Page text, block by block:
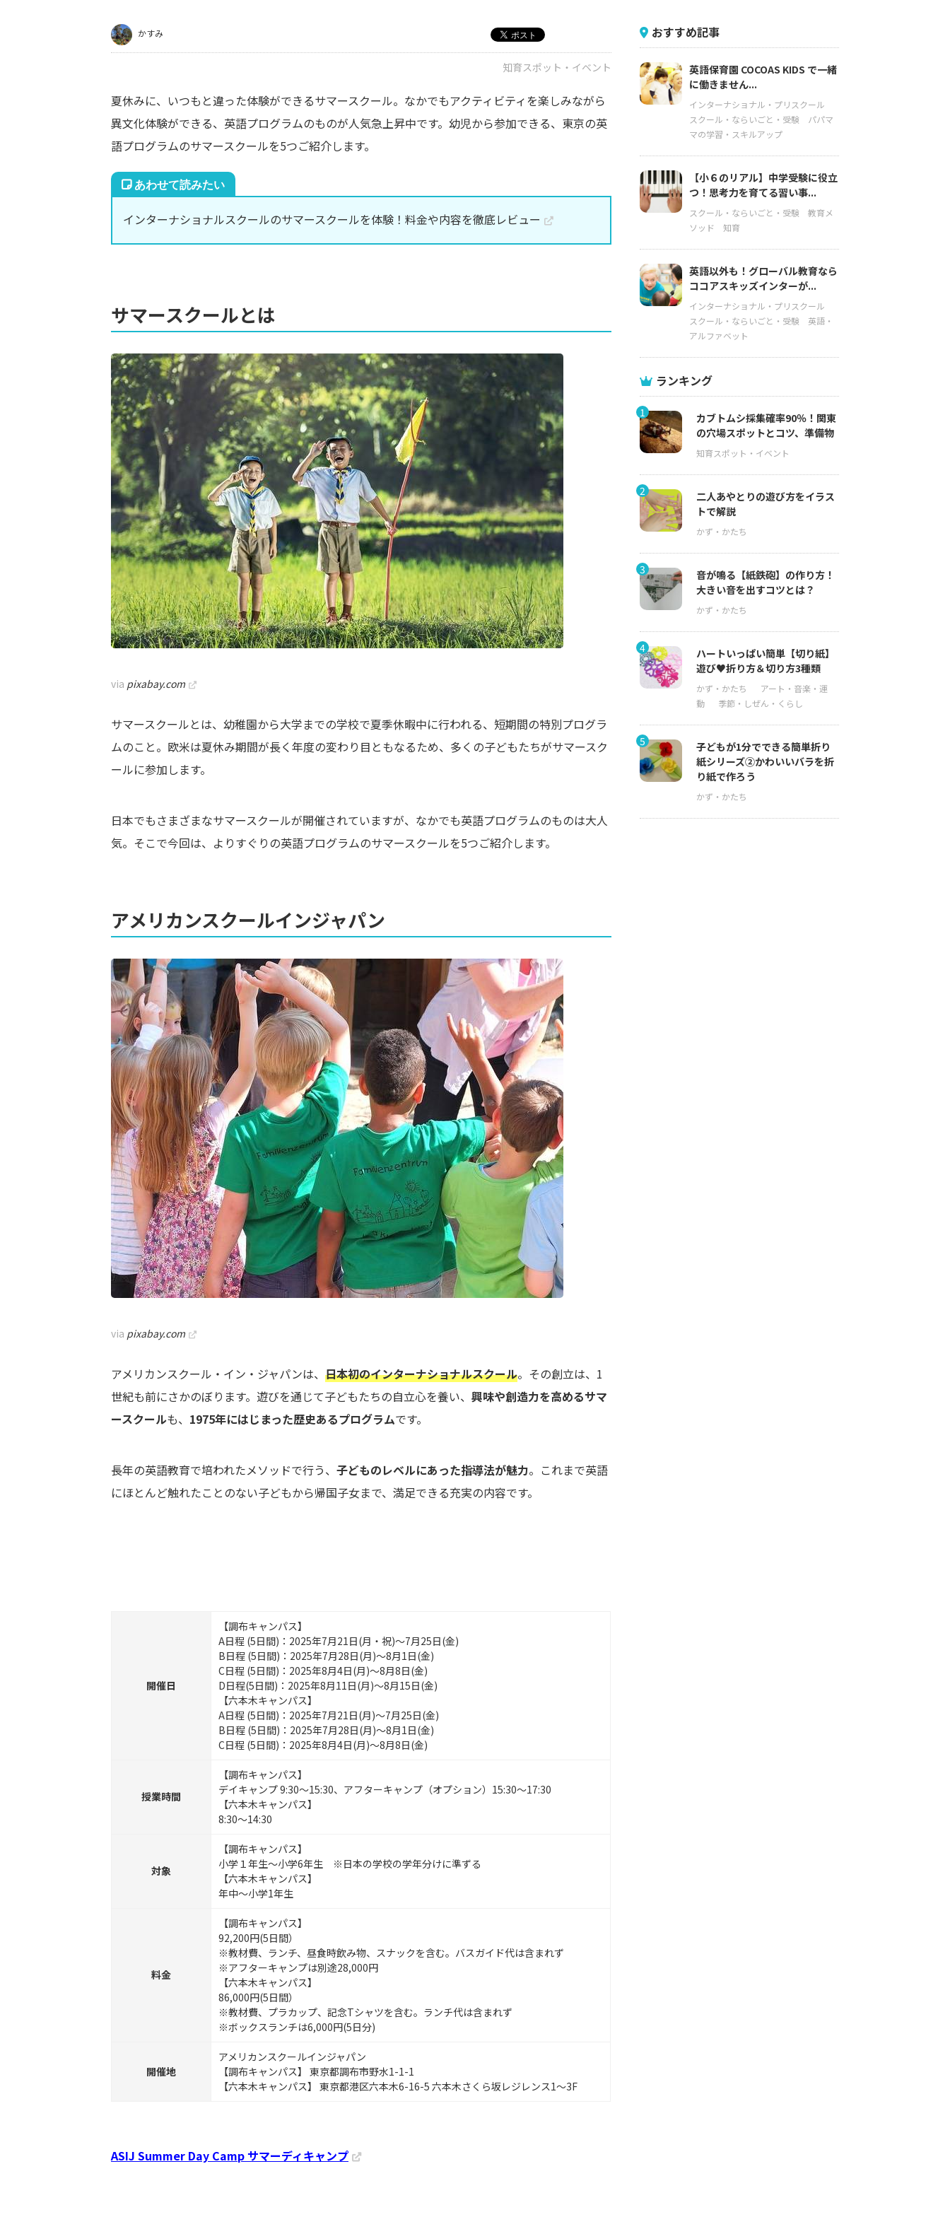
かすみ
知育スポット・イベント
夏休みに、いつもと違った体験ができるサマースクール。なかでもアクティビティを楽しみながら
異文化体験ができる、英語プログラムのものが人気急上昇中です。幼児から参加できる、東京の英
語プログラムのサマースクールを5つご紹介します。
インターナショナルスクールのサマースクールを体験！料金や内容を徹底レビュー
サマースクールとは
via pixabay.com
サマースクールとは、幼稚園から大学までの学校で夏季休暇中に行われる、短期間の特別プログラ
ムのこと。欧米は夏休み期間が長く年度の変わり目ともなるため、多くの子どもたちがサマースク
ールに参加します。
日本でもさまざまなサマースクールが開催されていますが、なかでも英語プログラムのものは大人
気。そこで今回は、よりすぐりの英語プログラムのサマースクールを5つご紹介します。
アメリカンスクールインジャパン
via pixabay.com
アメリカンスクール・イン・ジャパンは、 日本初のインターナショナルスクール。その創立は、1
世紀も前にさかのぼります。遊びを通じて子どもたちの自立心を養い、 興味や創造力を高めるサマ
ースクールも、 1975年にはじまった歴史あるプログラムです。
長年の英語教育で培われたメソッドで行う、 子どものレベルにあった指導法が魅力。これまで英語
にほとんど触れたことのない子どもから帰国子女まで、満足できる充実の内容です。
開催日
【調布キャンパス】
A日程 (5日間)：2025年7月21日(月・祝)～7月25日(金)
B日程 (5日間)：2025年7月28日(月)～8月1日(金)
C日程 (5日間)：2025年8月4日(月)～8月8日(金)
D日程(5日間)：2025年8月11日(月)～8月15日(金)
【六本木キャンパス】
A日程 (5日間)：2025年7月21日(月)～7月25日(金)
B日程 (5日間)：2025年7月28日(月)～8月1日(金)
C日程 (5日間)：2025年8月4日(月)～8月8日(金)
授業時間
【調布キャンパス】
デイキャンプ 9:30〜15:30、アフターキャンプ（オプション）15:30〜17:30
【六本木キャンパス】
8:30～14:30
対象
【調布キャンパス】
小学１年生～小学6年生 ※日本の学校の学年分けに準ずる
【六本木キャンパス】
年中～小学1年生
料金
【調布キャンパス】
92,200円(5日間）
※教材費、ランチ、昼食時飲み物、スナックを含む。バスガイド代は含まれず
※アフターキャンプは別途28,000円
【六本木キャンパス】
86,000円(5日間）
※教材費、プラカップ、記念Tシャツを含む。ランチ代は含まれず
※ボックスランチは6,000円(5日分)
開催地
アメリカンスクールインジャパン
【調布キャンパス】 東京都調布市野水1-1-1
【六本木キャンパス】 東京都港区六本木6-16-5 六本木さくら坂レジレンス1～3F
ASIJ Summer Day Camp サマーディキャンプ
おすすめ記事
英語保育園 COCOAS KIDS で一緒
に働きません...
インターナショナル・プリスクール
スクール・ならいごと・受験
パパマ
マの学習・スキルアップ
【小６のリアル】中学受験に役立
つ！思考力を育てる習い事...
スクール・ならいごと・受験
教育メ
ソッド
知育
英語以外も！グローバル教育なら
ココアスキッズインターが...
インターナショナル・プリスクール
スクール・ならいごと・受験
英語・
アルファベット
ランキング
1
カブトムシ採集確率90％！関東
の穴場スポットとコツ、準備物
2
二人あやとりの遊び方をイラス
トで解説
3
音が鳴る【紙鉄砲】の作り方！
大きい音を出すコツとは？
4
ハートいっぱい簡単【切り紙】
遊び♥折り方＆切り方3種類
5
子どもが1分でできる簡単折り
紙シリーズ②かわいいバラを折
り紙で作ろう